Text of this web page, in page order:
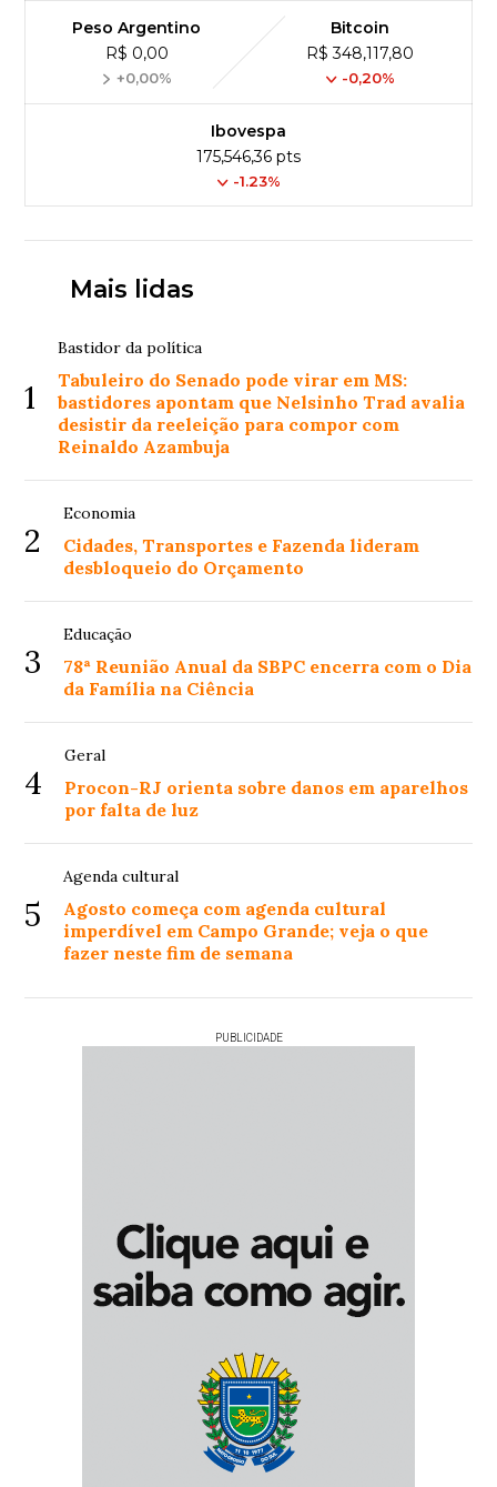
Peso Argentino
R$ 0,00
+0,00%
Bitcoin
R$ 348,117,80
-0,20%
Ibovespa
175,546,36 pts
-1.23%
Mais lidas
1
Bastidor da política
Tabuleiro do Senado pode virar em MS:
bastidores apontam que Nelsinho Trad avalia
desistir da reeleição para compor com
Reinaldo Azambuja
2
Economia
Cidades, Transportes e Fazenda lideram
desbloqueio do Orçamento
3
Educação
78ª Reunião Anual da SBPC encerra com o Dia
da Família na Ciência
4
Geral
Procon-RJ orienta sobre danos em aparelhos
por falta de luz
5
Agenda cultural
Agosto começa com agenda cultural
imperdível em Campo Grande; veja o que
fazer neste fim de semana
PUBLICIDADE